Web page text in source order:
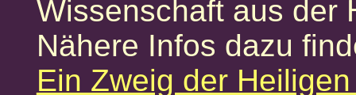
Wissenschaft aus der
Nähere Infos dazu
Ein Zweig der